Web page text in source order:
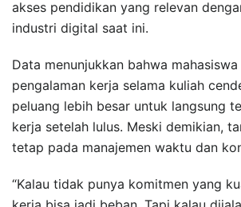
akses pendidikan yang relevan
industri digital saat ini.
Data menunjukkan bahwa
pengalaman kerja selama kuliah
peluang lebih besar untuk langsung
kerja setelah lulus. Meski demikian,
tetap pada manajemen waktu dan
“Kalau tidak punya komitmen yang